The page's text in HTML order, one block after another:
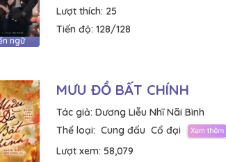
ngữ
Lượt thích: 25
Tiến độ: 128/128
MƯU ĐỒ BẤT CHÍNH
Tác giả: Dương Liễu Nhĩ Nãi Bình
Thể loại: Cung đấu Cổ đại
Lượt xem: 58,079